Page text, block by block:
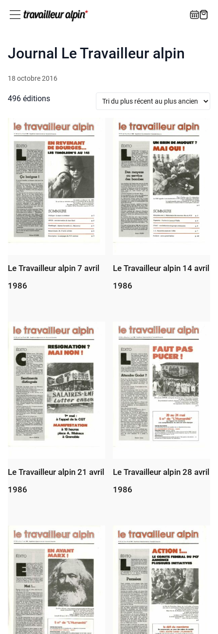
Journal Le Travailleur alpin
18 octobre 2016
496 éditions
Le Travailleur alpin 7 avril
1986
Le Travailleur alpin 14 avril
1986
Le Travailleur alpin 21 avril
1986
Le Travailleur alpin 28 avril
1986